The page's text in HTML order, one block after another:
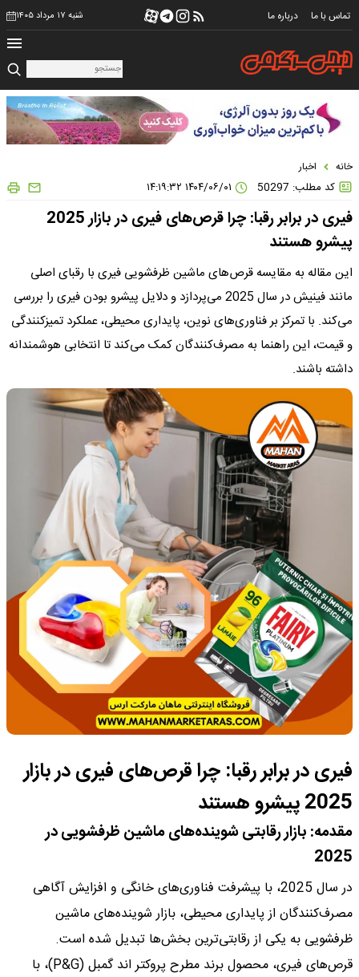
تماس با ما درباره ما شنبه ۱۷ مرداد ۱۴۰۵
خانه اخبار
کد مطلب: 50297
فیری در برابر رقبا: چرا قرص‌های فیری در بازار 2025
پیشرو هستند
این مقاله به مقایسه قرص‌های ماشین ظرفشویی فیری با رقبای اصلی
مانند فینیش در سال 2025 می‌پردازد و دلایل پیشرو بودن فیری را بررسی
می‌کند. با تمرکز بر فناوری‌های نوین، پایداری محیطی، عملکرد تمیزکنندگی
و قیمت، این راهنما به مصرف‌کنندگان کمک می‌کند تا انتخابی هوشمندانه
داشته باشند.
فیری در برابر رقبا: چرا قرص‌های فیری در بازار
2025 پیشرو هستند
مقدمه: بازار رقابتی شوینده‌های ماشین ظرفشویی در
2025
در سال 2025، با پیشرفت فناوری‌های خانگی و افزایش آگاهی
مصرف‌کنندگان از پایداری محیطی، بازار شوینده‌های ماشین
ظرفشویی به یکی از رقابتی‌ترین بخش‌ها تبدیل شده است.
قرص‌های فیری، محصول برند مطرح پروکتر اند گمبل (P&G)، با